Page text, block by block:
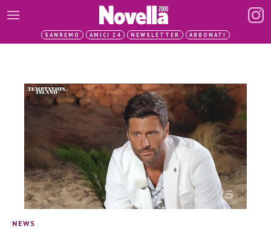
SANREMO AMICI 24 NEWSLETTER ABBONATI
NEWS